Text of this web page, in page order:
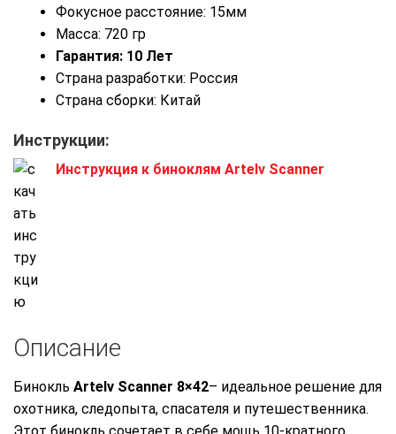
Фокусное расстояние: 15мм
Масса: 720 гр
Гарантия: 10 Лет
Страна разработки: Россия
Страна сборки: Китай
Инструкции:
Инструкция к биноклям Artelv Scanner
Описание
Бинокль Artelv Scanner 8×42– идеальное решение для
охотника, следопыта, спасателя и путешественника.